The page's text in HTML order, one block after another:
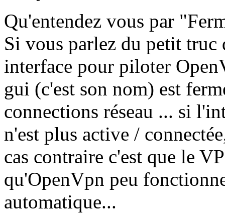
Qu'entendez vous par
Si vous parlez du petit truc
interface pour piloter
gui (c'est son nom) est
connections réseau ... si
n'est plus active /
cas contraire c'est que le
qu'OpenVpn peu
automatique...